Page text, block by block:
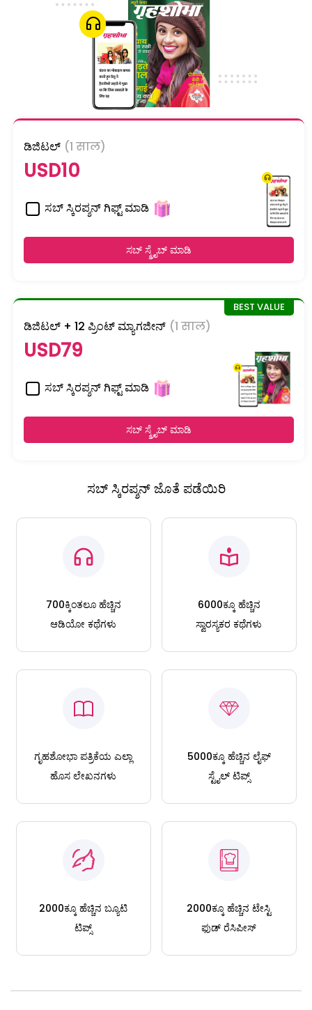
ಡಿಜಿಟಲ್ (1 साल)
USD10
ಸಬ್ ಸ್ಕಿರಪ್ಶನ್ ಗಿಫ್ಟ್ ಮಾಡಿ
ಸಬ್ ಸ್ಕ್ರೈಬ್ ಮಾಡಿ
ಡಿಜಿಟಲ್ + 12 ಪ್ರಿಂಟ್ ಮ್ಯಾಗಜೀನ್ (1 साल)
USD79
ಸಬ್ ಸ್ಕಿರಪ್ಶನ್ ಗಿಫ್ಟ್ ಮಾಡಿ
ಸಬ್ ಸ್ಕ್ರೈಬ್ ಮಾಡಿ
ಸಬ್ ಸ್ಕಿರಪ್ಶನ್ ಜೊತೆ ಪಡೆಯಿರಿ
700ಕ್ಕಿಂತಲೂ ಹೆಚ್ಚಿನ
ಆಡಿಯೋ ಕಥೆಗಳು
6000ಕ್ಕೂ ಹೆಚ್ಚಿನ
ಸ್ವಾರಸ್ಯಕರ ಕಥೆಗಳು
ಗೃಹಶೋಭಾ ಪತ್ರಿಕೆಯ ಎಲ್ಲಾ
ಹೊಸ ಲೇಖನಗಳು
5000ಕ್ಕೂ ಹೆಚ್ಚಿನ ಲೈಫ್
ಸ್ಟೈಲ್ ಟಿಪ್ಸ್
2000ಕ್ಕೂ ಹೆಚ್ಚಿನ ಬ್ಯೂಟಿ
ಟಿಪ್ಸ್
2000ಕ್ಕೂ ಹೆಚ್ಚಿನ ಟೇಸ್ಟಿ
ಫುಡ್ ರೆಸಿಪೀಸ್